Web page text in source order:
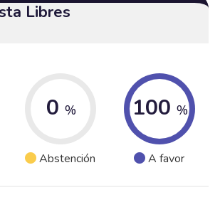
Libres
0 %
Abstención
100 %
A favor